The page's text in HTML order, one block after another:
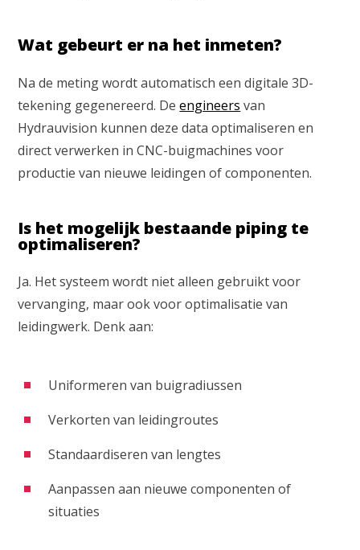
Wat gebeurt er na het inmeten?
Na de meting wordt automatisch een digitale 3D-
tekening gegenereerd. Deengineers van
Hydrauvision kunnen deze data optimaliseren en
direct verwerken in CNC-buigmachines voor
productie van nieuwe leidingen of componenten.
Is het mogelijk bestaande piping te
optimaliseren?
Ja. Het systeem wordt niet alleen gebruikt voor
vervanging, maar ook voor optimalisatie van
leidingwerk. Denk aan:
Uniformeren van buigradiussen
Verkorten van leidingroutes
Standaardiseren van lengtes
Aanpassen aan nieuwe componenten of
situaties